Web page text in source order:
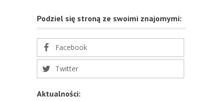
Podziel się stroną ze swoimi znajomymi:
Facebook
Twitter
Aktualności: